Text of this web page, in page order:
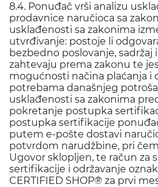
8.4. Ponuđač vrši analizu
prodavnice naručioca sa
usklađenosti sa zakonima
utvrđivanje: postoje li
bezbedno poslovanje, sadržaj
zahtevaju prema zakonu te
mogućnosti načina plaćanja i
potrebama današnjeg
usklađenosti sa zakonima
pokretanje postupka
postupka sertifikacije
putem e-pošte dostavi
potvrdom narudžbine, pri
Ugovor sklopljen, te račun za
sertifikacije i održavanje
CERTIFIED SHOP® za prvi